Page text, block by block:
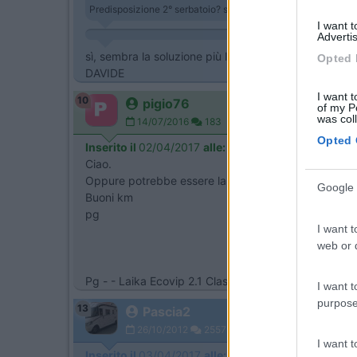
I want
Opted
I want
of my
was
Opted
Google
I want
web or
I want
I want
Predisposizione 2° serbatoio? slt Chi ha troppi diritti ne sta
sì, sembra la soluzione più logica, appena ho
DAVIDE
10 pigio76
14/07/2016 183
Inserito il 02/04/2017 alle:
Ciao.
Oppure potrebbe essere la presa d'aria del
Buoni km
pg
Pg - - Laika Ecovip 2.1 Classic
13 Pascia2
26/10/2012 2557